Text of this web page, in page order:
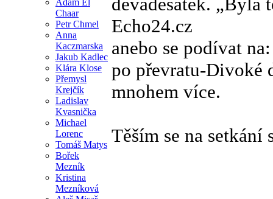
Chaar
Petr Chmel
Anna
Kaczmarska
Jakub Kadlec
Klára Klose
Přemysl
Krejčík
Ladislav
Kvasnička
Michael
Lorenc
Tomáš Matys
Bořek
Mezník
Kristina
Mezníková
Echo24.cz
anebo se podívat
po převratu-Divoké
mnohem více.
Těším se na setkání